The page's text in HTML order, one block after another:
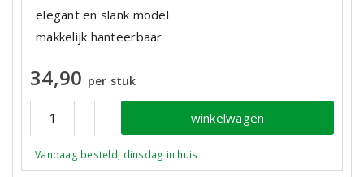
elegant en slank model
makkelijk hanteerbaar
34,90 per stuk
winkelwagen
Vandaag besteld, dinsdag in huis